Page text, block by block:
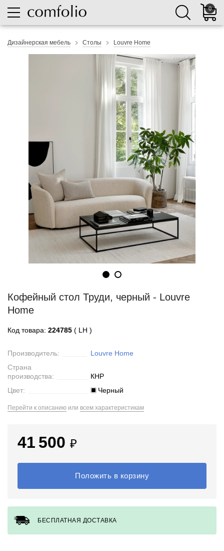
0
Дизайнерская мебель Столы Louvre Home
Кофейный стол Труди, черный - Louvre
Home
Код товара: 224785 ( LH )
Производитель:
Louvre Home
Страна
производства:
КНР
Цвет:
Черный
Перейти к описанию или всем характеристикам
41 500 ₽
Положить в корзину
БЕСПЛАТНАЯ ДОСТАВКА